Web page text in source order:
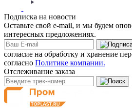
Подписка на новости
Оставьте свой e-mail, и мы будем
интересных предложениях.
согласие на обработку и хранение
согласно Политике компании.
Отслеживание заказа